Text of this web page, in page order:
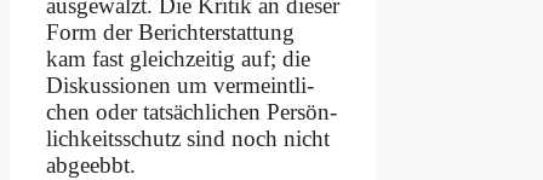
aus­ge­walzt. Die Kri­tik an die­ser
Form der Be­richt­erstat­tung
kam fast gleich­zei­tig auf; die
Dis­kus­sio­nen um ver­meint­li­
chen oder tat­säch­li­chen Per­sön­
lich­keits­schutz sind noch nicht
ab­ge­ebbt.